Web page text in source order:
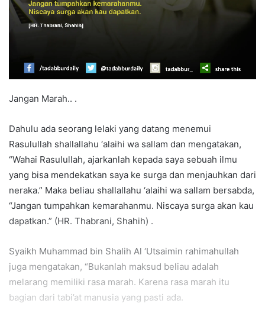
Jangan Marah.. .
Dahulu ada seorang lelaki yang datang menemui
Rasulullah shallallahu ‘alaihi wa sallam dan mengatakan,
“Wahai Rasulullah, ajarkanlah kepada saya sebuah ilmu
yang bisa mendekatkan saya ke surga dan menjauhkan dari
neraka.” Maka beliau shallallahu ‘alaihi wa sallam bersabda,
“Jangan tumpahkan kemarahanmu. Niscaya surga akan kau
dapatkan.” (HR. Thabrani, Shahih) .
Syaikh Muhammad bin Shalih Al ‘Utsaimin rahimahullah
juga mengatakan, “Bukanlah maksud beliau adalah
melarang memiliki rasa marah. Karena rasa marah itu
bagian dari tabi’at manusia yang pasti ada.